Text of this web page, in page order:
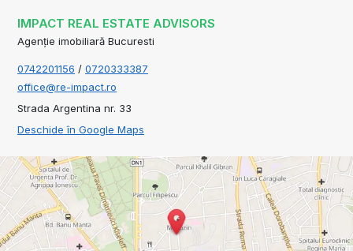
IMPACT REAL ESTATE ADVISORS
Agenție imobiliară Bucuresti
0742201156 / 0720333387
office@re-impact.ro
Strada Argentina nr. 33
Deschide în Google Maps